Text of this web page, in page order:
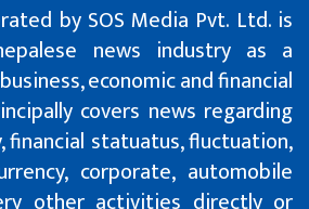
by SOS Media Pvt. Ltd. is
news industry as a
economic and financial
covers news regarding
financial statuatus, fluctuation,
corporate, automobile